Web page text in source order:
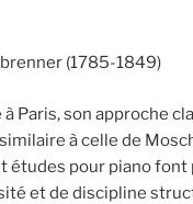
(1785-1849)
Paris, son approche
à celle de
études pour piano font
et de discipline